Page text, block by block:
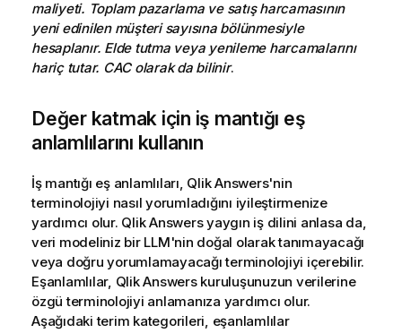
maliyeti. Toplam pazarlama ve satış harcamasının
yeni edinilen müşteri sayısına bölünmesiyle
hesaplanır. Elde tutma veya yenileme harcamalarını
hariç tutar. CAC olarak da bilinir.
Değer katmak için iş mantığı eş
anlamlılarını kullanın
İş mantığı eş anlamlıları, Qlik Answers'nin
terminolojiyi nasıl yorumladığını iyileştirmenize
yardımcı olur. Qlik Answersyaygın iş dilini anlasa da,
veri modeliniz bir LLM'nin doğal olarak tanımayacağı
veya doğru yorumlamayacağı terminolojiyi içerebilir.
Eşanlamlılar, Qlik Answerskuruluşunuzun verilerine
özgü terminolojiyi anlamanıza yardımcı olur.
Aşağıdaki terim kategorileri, eşanlamlılar